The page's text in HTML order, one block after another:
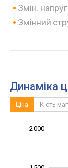
Змін.
Змінний
Динаміка
Ціна К-сть
2 000